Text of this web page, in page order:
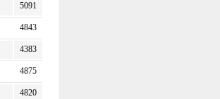
5091
4843
4383
4875
4820